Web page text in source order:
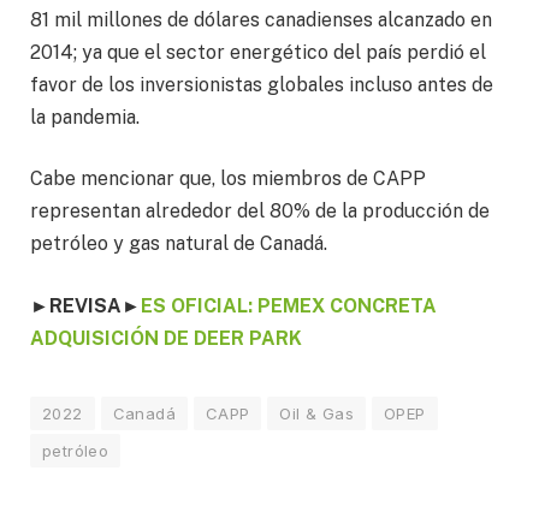
81 mil millones de dólares canadienses alcanzado en
2014; ya que el sector energético del país perdió el
favor de los inversionistas globales incluso antes de
la pandemia.
Cabe mencionar que, los miembros de CAPP
representan alrededor del 80% de la producción de
petróleo y gas natural de Canadá.
► REVISA ► ES OFICIAL: PEMEX CONCRETA
ADQUISICIÓN DE DEER PARK
2022 Canadá CAPP Oil & Gas
OPEP
petróleo